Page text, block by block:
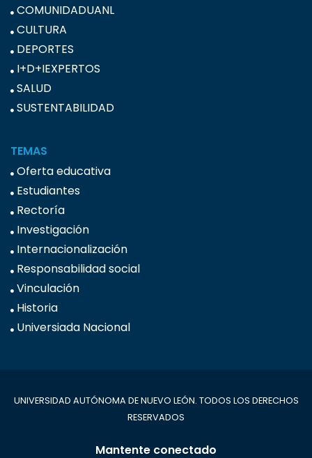
COMUNIDADUANL
CULTURA
DEPORTES
I+D+IEXPERTOS
SALUD
SUSTENTABILIDAD
TEMAS
Oferta educativa
Estudiantes
Rectoría
Investigación
Internacionalización
Responsabilidad social
Vinculación
Historia
Universiada Nacional
UNIVERSIDAD AUTÓNOMA DE NUEVO LEÓN. TODOS LOS DERECHOS
RESERVADOS
Mantente conectado